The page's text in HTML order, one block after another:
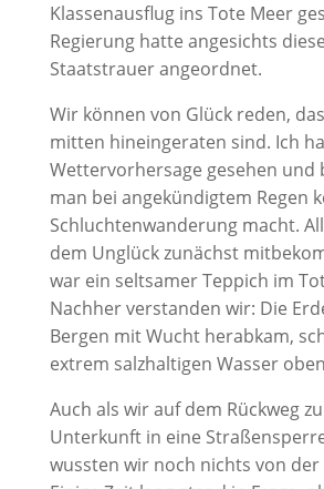
Klassenausflug ins Tote Meer
Regierung hatte angesichts
Staatstrauer angeordnet.
Wir können von Glück reden,
mitten hineingeraten sind. Ich
Wettervorhersage gesehen und
man bei angekündigtem Regen
Schluchtenwanderung macht.
dem Unglück zunächst
war ein seltsamer Teppich im
Nachher verstanden wir: Die
Bergen mit Wucht herabkam,
extrem salzhaltigen Wasser
Auch als wir auf dem Rückweg
Unterkunft in eine
wussten wir noch nichts von